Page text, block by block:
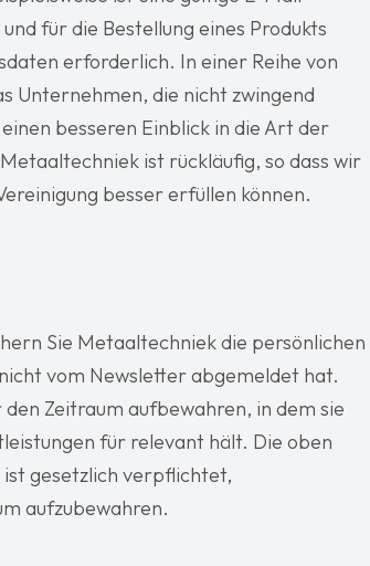
für die Bestellung eines Produkts
erforderlich. In einer Reihe von
Unternehmen, die nicht zwingend
besseren Einblick in die Art der
ist rückläufig, so dass wir
besser erfüllen können.
Sie Metaaltechniek die persönlichen
vom Newsletter abgemeldet hat.
Zeitraum aufbewahren, in dem sie
für relevant hält. Die oben
gesetzlich verpflichtet,
aufzubewahren.